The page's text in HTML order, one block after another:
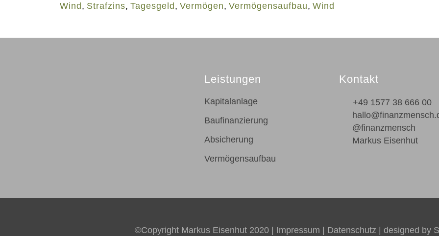
Wind, Strafzins, Tagesgeld, Vermögen, Vermögensaufbau, Wind
Leistungen
Kapitalanlage
Baufinanzierung
Absicherung
Vermögensaufbau
Kontakt
+49 1577 38 666 00
@finanzmensch
Markus Eisenhut
©Copyright Markus Eisenhut 2020 | Impressum | Datenschutz | designed by